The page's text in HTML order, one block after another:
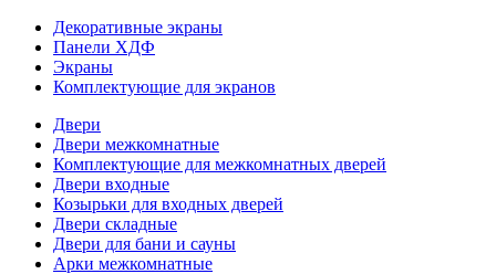
Декоративные экраны
Панели ХДФ
Экраны
Комплектующие для экранов
Двери
Двери межкомнатные
Комплектующие для межкомнатных дверей
Двери входные
Козырьки для входных дверей
Двери складные
Двери для бани и сауны
Арки межкомнатные